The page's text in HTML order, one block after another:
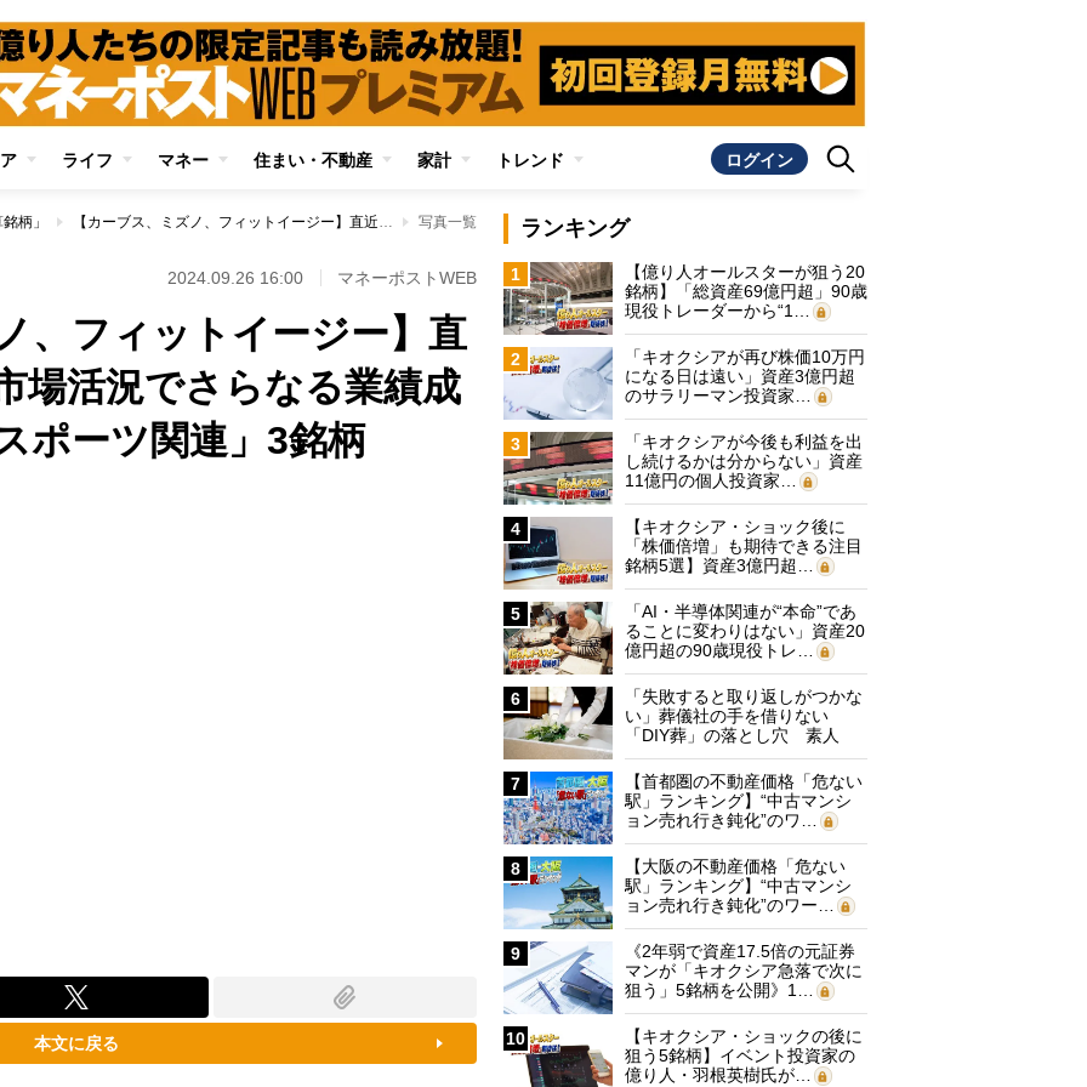
ライフ マネー 住まい・不動産 家計 トレンド ログイン
柄」 【カーブス、ミズノ、フィットイージー】直近の決算も好調、市場活況でさらなる業績成長を期待できる「スポーツ関連」3銘柄 写真一覧
2024.09.26 16:00 マネーポストWEB
、フィットイージー】直
場活況でさらなる業績成
ポーツ関連」3銘柄
本文に戻る
ランキング
1
【億り人オールスターが狙う20
銘柄】「総資産69億円超」90歳
現役トレーダーから“1…
2
「キオクシアが再び株価10万円
になる日は遠い」資産3億円超
のサラリーマン投資家…
3
「キオクシアが今後も利益を出
し続けるかは分からない」資産
11億円の個人投資家…
4
【キオクシア・ショック後に
「株価倍増」も期待できる注目
銘柄5選】資産3億円超…
5
「AI・半導体関連が“本命”であ
ることに変わりはない」資産20
億円超の90歳現役トレ…
6
「失敗すると取り返しがつかな
い」葬儀社の手を借りない
「DIY葬」の落とし穴 素人
に…
7
【首都圏の不動産価格「危ない
駅」ランキング】“中古マンシ
ョン売れ行き鈍化”のワ…
8
【大阪の不動産価格「危ない
駅」ランキング】“中古マンシ
ョン売れ行き鈍化”のワー…
9
《2年弱で資産17.5倍の元証券
マンが「キオクシア急落で次に
狙う」5銘柄を公開》1…
10
【キオクシア・ショックの後に
狙う5銘柄】イベント投資家の
億り人・羽根英樹氏が…